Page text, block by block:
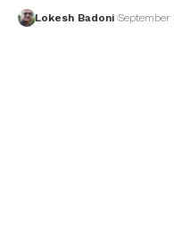
Lokesh Badoni September